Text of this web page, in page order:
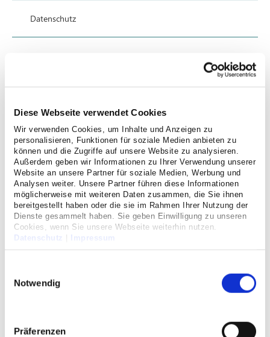
Diese Webseite verwendet Cookies
Wir verwenden Cookies, um Inhalte und Anzeigen zu
personalisieren, Funktionen für soziale Medien anbieten zu
können und die Zugriffe auf unsere Website zu analysieren.
Außerdem geben wir Informationen zu Ihrer Verwendung unserer
Website an unsere Partner für soziale Medien, Werbung und
Analysen weiter. Unsere Partner führen diese Informationen
möglicherweise mit weiteren Daten zusammen, die Sie ihnen
bereitgestellt haben oder die sie im Rahmen Ihrer Nutzung der
Dienste gesammelt haben. Sie geben Einwilligung zu unseren
Cookies, wenn Sie unsere Webseite weiterhin nutzen.
Datenschutz
Impressum
Notwendig
Präferenzen
Datenschutz
Veranstaltung